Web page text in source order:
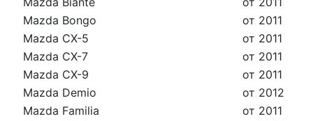
Mazda Bongo
от 2011
Mazda CX-5
от 2011
Mazda CX-7
от 2011
Mazda CX-9
от 2011
Mazda Demio
от 2012
Mazda Familia
от 2011